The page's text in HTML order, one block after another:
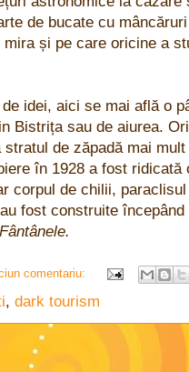
de bucate cu
și pe care oricine a
idei, aici se mai află o
Bistrița sau de aiurea.
de zăpadă mai
în 1928 a fost
corpul de chilii,
fost construite
comentariu:
, dark tourism